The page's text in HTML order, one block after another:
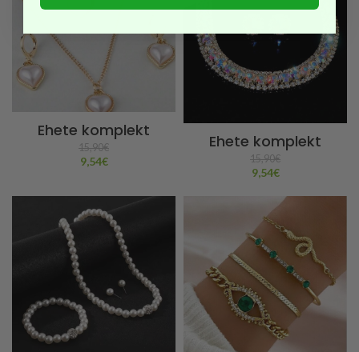
Ehete komplekt
15,90€
9,54€
Ehete komplekt
15,90€
9,54€